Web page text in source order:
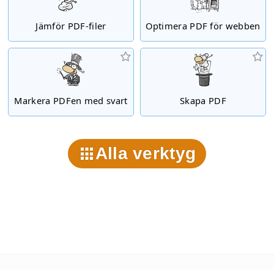
Jämför PDF-filer Optimera PDF för webben
Markera PDFen med svart Skapa PDF
Alla verktyg